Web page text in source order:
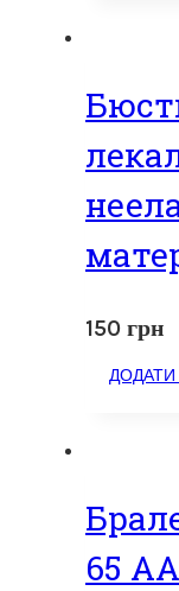
150 грн
65 АА